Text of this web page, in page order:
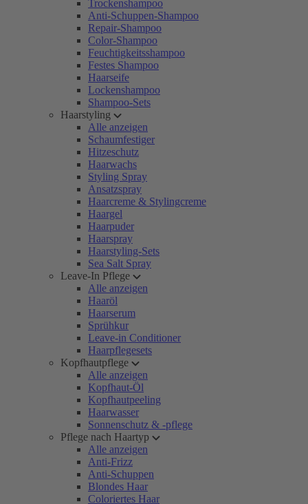
Trockenshampoo
Anti-Schuppen-Shampoo
Repair-Shampoo
Color-Shampoo
Feuchtigkeitsshampoo
Festes Shampoo
Haarseife
Lockenshampoo
Shampoo-Sets
Haarstyling
Alle anzeigen
Schaumfestiger
Hitzeschutz
Haarwachs
Styling Spray
Ansatzspray
Haarcreme & Stylingcreme
Haargel
Haarpuder
Haarspray
Haarstyling-Sets
Sea Salt Spray
Leave-In Pflege
Alle anzeigen
Haaröl
Haarserum
Sprühkur
Leave-in Conditioner
Haarpflegesets
Kopfhautpflege
Alle anzeigen
Kopfhaut-Öl
Kopfhautpeeling
Haarwasser
Sonnenschutz & -pflege
Pflege nach Haartyp
Alle anzeigen
Anti-Frizz
Anti-Schuppen
Blondes Haar
Coloriertes Haar